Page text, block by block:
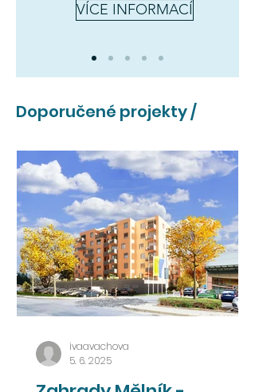
VÍCE INFORMACÍ
Doporučené projekty /
ivaavachova
5. 6. 2025